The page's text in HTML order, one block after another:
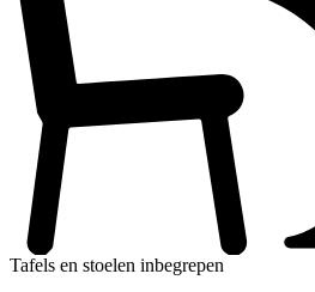
Tafels en stoelen inbegrepen